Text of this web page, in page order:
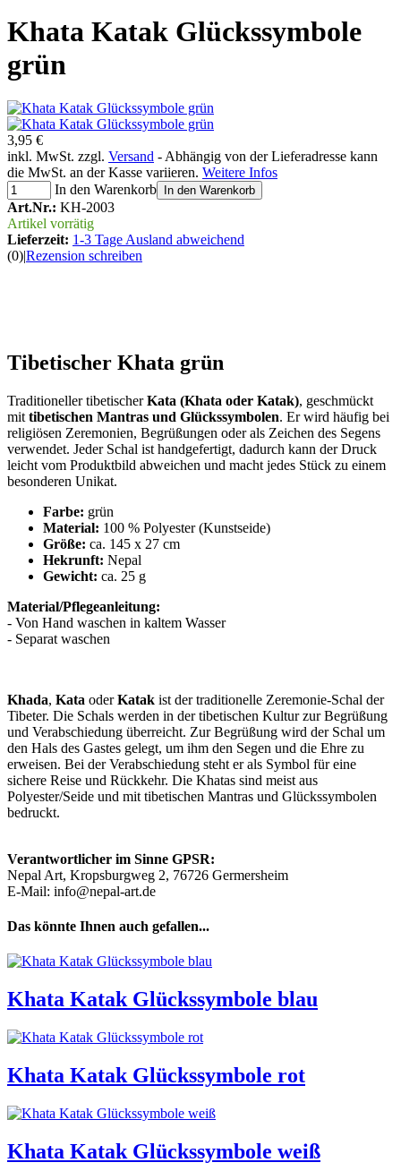
Khata Katak Glückssymbole
grün
3,95 €
inkl. MwSt. zzgl. Versand - Abhängig von der Lieferadresse kann
die MwSt. an der Kasse variieren. Weitere Infos
In den Warenkorb
In den Warenkorb
Art.Nr.: KH-2003
Artikel vorrätig
Lieferzeit: 1-3 Tage Ausland abweichend
(0)|Rezension schreiben
Tibetischer Khata grün
Traditioneller tibetischerKata (Khata oder Katak), geschmückt
mit tibetischen Mantras und Glückssymbolen. Er wird häufig bei
religiösen Zeremonien, Begrüßungen oder als Zeichen des Segens
verwendet. Jeder Schal ist handgefertigt, dadurch kann der Druck
leicht vom Produktbild abweichen und macht jedes Stück zu einem
besonderen Unikat.
Farbe: grün
Material: 100 % Polyester (Kunstseide)
Größe: ca. 145 x 27 cm
Hekrunft: Nepal
Gewicht: ca. 25 g
Material/Pflegeanleitung:
- Von Hand waschen in kaltem Wasser
- Separat waschen
Khada, Kata oderKatak ist der traditionelle Zeremonie-Schal der
Tibeter. Die Schals werden in der tibetischen Kultur zur Begrüßung
und Verabschiedung überreicht. Zur Begrüßung wird der Schal um
den Hals des Gastes gelegt, um ihm den Segen und die Ehre zu
erweisen. Bei der Verabschiedung steht er als Symbol für eine
sichere Reise und Rückkehr. Die Khatas sind meist aus
Polyester/Seide und mit tibetischen Mantras und Glückssymbolen
bedruckt.
Verantwortlicher im Sinne GPSR:
Nepal Art, Kropsburgweg 2, 76726 Germersheim
E-Mail: info@nepal-art.de
Das könnte Ihnen auch gefallen...
Khata Katak Glückssymbole blau
Khata Katak Glückssymbole rot
Khata Katak Glückssymbole weiß